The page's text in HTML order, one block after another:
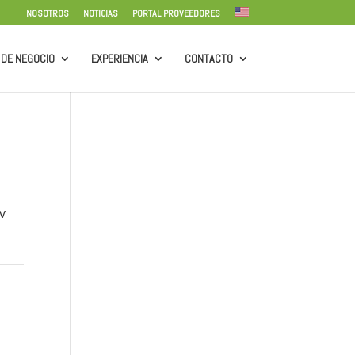
NOSOTROS NOTICIAS PORTAL PROVEEDORES
NEGOCIO EXPERIENCIA CONTACTO